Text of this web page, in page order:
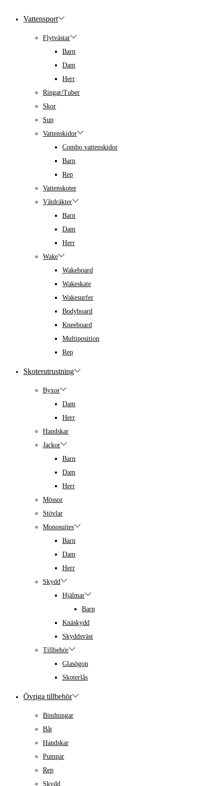
Vattensport
Flytvästar
Barn
Dam
Herr
Ringar/Tuber
Skor
Sup
Vattenskidor
Combo vattenskidor
Barn
Rep
Vattenskoter
Våtdräkter
Barn
Dam
Herr
Wake
Wakeboard
Wakeskate
Wakesurfer
Bodyboard
Kneeboard
Multiposition
Rep
Skoterutrustning
Byxor
Dam
Herr
Handskar
Jackor
Barn
Dam
Herr
Mössor
Stövlar
Monosuites
Barn
Dam
Herr
Skydd
Hjälmar
Barn
Knäskydd
Skyddsväst
Tillbehör
Glasögon
Skoterlås
Övriga tillbehör
Bindningar
Båt
Handskar
Pumpar
Rep
Skydd